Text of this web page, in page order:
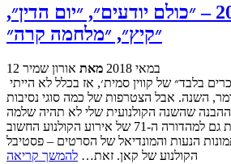
פסטיבל קאן 2018 – ״כולם יודעים״, ״יום הדין״,
״קיץ״, ״מלחמה קרה״
12 במאי 2018 מאת אורון שמיר
השנה. אבל הצטרפות של כמה סוגי נסיבות
שהשנה הקולנועית שלי לא תהיה שלמה
בלעדיו, התארגנתי בזריזות גם למהדורה ה-71 של אירוע הקולנוע החשוב
הנעות והמונדיאל של הסרטים – פסטיבל
הקולנוע של קאן. זאת… להמשך קריאה